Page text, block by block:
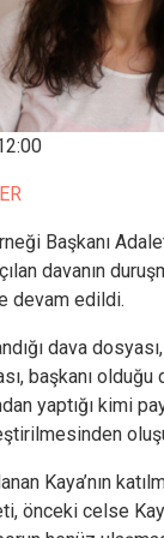
Başkanı
davanın
devam edildi.
dava
başkanı olduğu
yaptığı kimi
Kaya’nın
önceki celse